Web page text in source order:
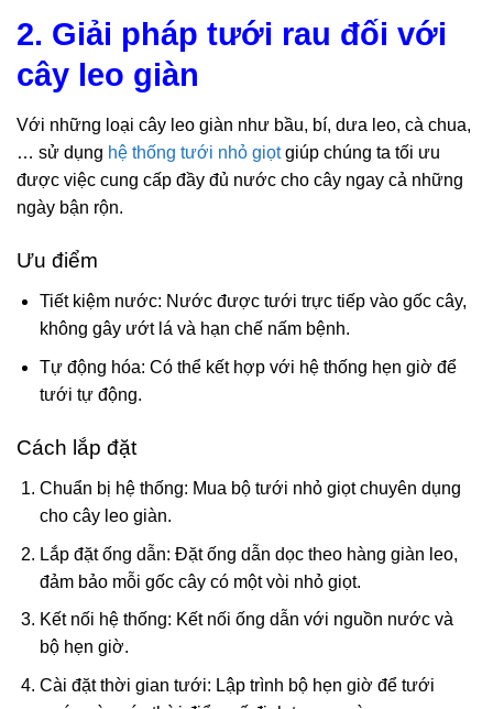
2. Giải pháp tưới rau đối với
cây leo giàn
Với những loại cây leo giàn như bầu, bí, dưa leo, cà chua,
… sử dụng hệ thống tưới nhỏ giọtgiúp chúng ta tối ưu
được việc cung cấp đầy đủ nước cho cây ngay cả những
ngày bận rộn.
Ưu điểm
Tiết kiệm nước: Nước được tưới trực tiếp vào gốc cây,
không gây ướt lá và hạn chế nấm bệnh.
Tự động hóa: Có thể kết hợp với hệ thống hẹn giờ để
tưới tự động.
Cách lắp đặt
Chuẩn bị hệ thống: Mua bộ tưới nhỏ giọt chuyên dụng
cho cây leo giàn.
Lắp đặt ống dẫn: Đặt ống dẫn dọc theo hàng giàn leo,
đảm bảo mỗi gốc cây có một vòi nhỏ giọt.
Kết nối hệ thống: Kết nối ống dẫn với nguồn nước và
bộ hẹn giờ.
Cài đặt thời gian tưới: Lập trình bộ hẹn giờ để tưới